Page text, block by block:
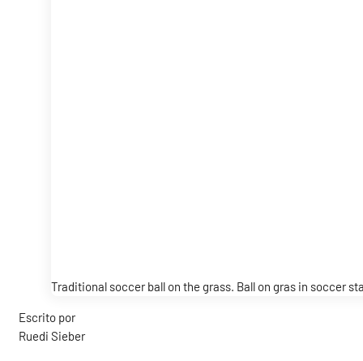
Traditional soccer ball on the grass. Ball on gras in soccer
Escrito por
Ruedi Sieber